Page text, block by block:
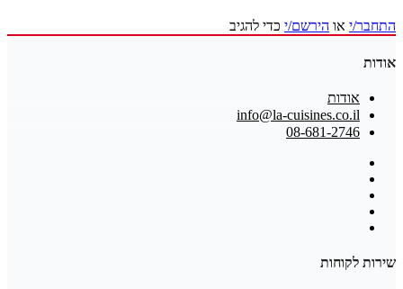
התחבר/י או הירשם/י כדי להגיב
אודות
אודות
info@la-cuisines.co.il
08-681-2746
שירות לקוחות